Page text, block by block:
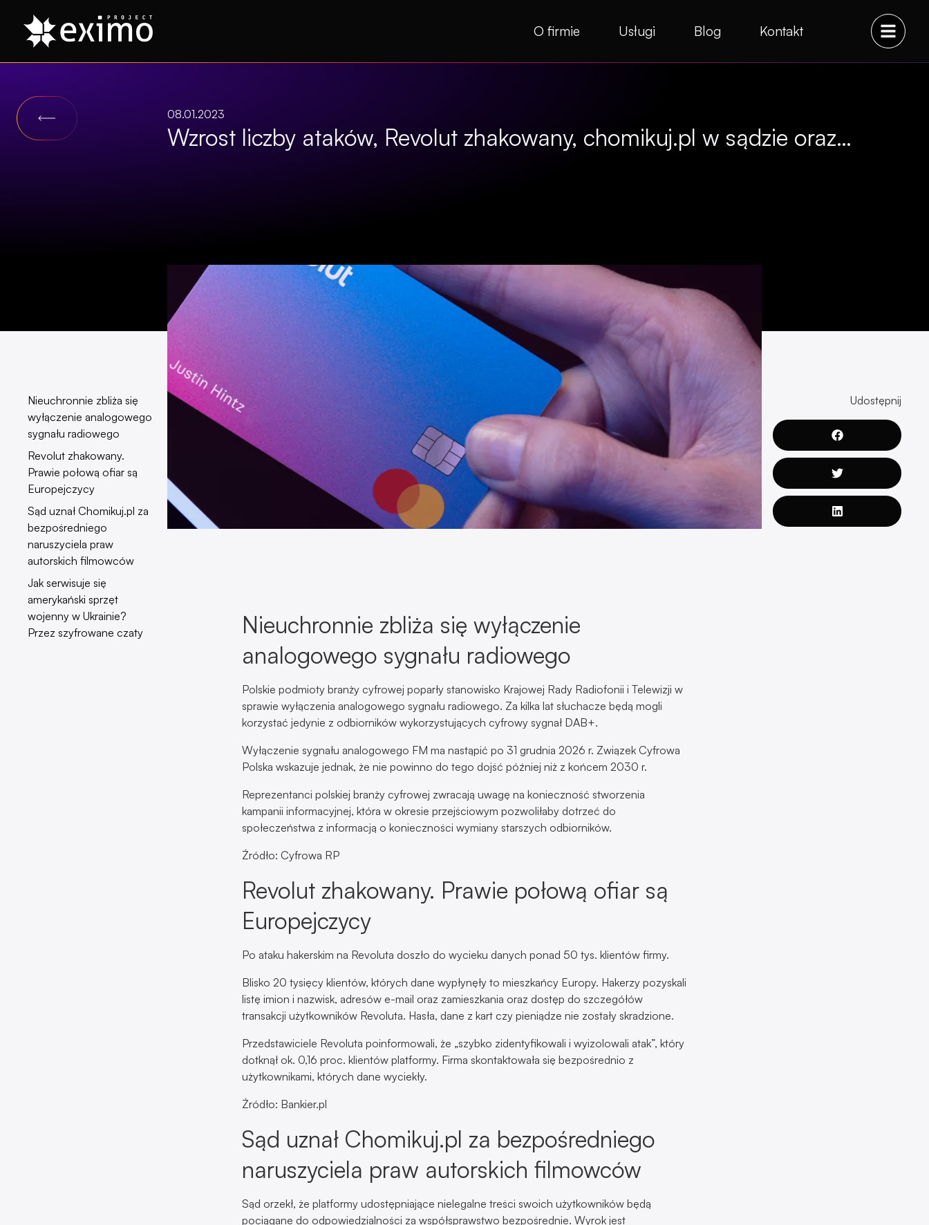
O firmie Usługi Blog Kontakt
08.01.2023
Wzrost liczby ataków, Revolut zhakowany, chomikuj.pl w sądzie oraz…
Nieuchronnie zbliża się
wyłączenie analogowego
sygnału radiowego
Revolut zhakowany.
Prawie połową ofiar są
Europejczycy
Sąd uznał Chomikuj.pl za
bezpośredniego
naruszyciela praw
autorskich filmowców
Jak serwisuje się
amerykański sprzęt
wojenny w Ukrainie?
Przez szyfrowane czaty
Nieuchronnie zbliża się wyłączenie
analogowego sygnału radiowego
Polskie podmioty branży cyfrowej poparły stanowisko Krajowej Rady Radiofonii i Telewizji w
sprawie wyłączenia analogowego sygnału radiowego. Za kilka lat słuchacze będą mogli
korzystać jedynie z odbiorników wykorzystujących cyfrowy sygnał DAB+.
Wyłączenie sygnału analogowego FM ma nastąpić po 31 grudnia 2026 r. Związek Cyfrowa
Polska wskazuje jednak, że nie powinno do tego dojść później niż z końcem 2030 r.
Reprezentanci polskiej branży cyfrowej zwracają uwagę na konieczność stworzenia
kampanii informacyjnej, która w okresie przejściowym pozwoliłaby dotrzeć do
społeczeństwa z informacją o konieczności wymiany starszych odbiorników.
Źródło: Cyfrowa RP
Revolut zhakowany. Prawie połową ofiar są
Europejczycy
Po ataku hakerskim na Revoluta doszło do wycieku danych ponad 50 tys. klientów firmy.
Blisko 20 tysięcy klientów, których dane wypłynęły to mieszkańcy Europy. Hakerzy pozyskali
listę imion i nazwisk, adresów e-mail oraz zamieszkania oraz dostęp do szczegółów
transakcji użytkowników Revoluta. Hasła, dane z kart czy pieniądze nie zostały skradzione.
Przedstawiciele Revoluta poinformowali, że „szybko zidentyfikowali i wyizolowali atak”, który
dotknął ok. 0,16 proc. klientów platformy. Firma skontaktowała się bezpośrednio z
użytkownikami, których dane wyciekły.
Źródło: Bankier.pl
Sąd uznał Chomikuj.pl za bezpośredniego
naruszyciela praw autorskich filmowców
Sąd orzekł, że platformy udostępniające nielegalne treści swoich użytkowników będą
pociągane do odpowiedzialności za współsprawstwo bezpośrednie. Wyrok jest
Udostępnij